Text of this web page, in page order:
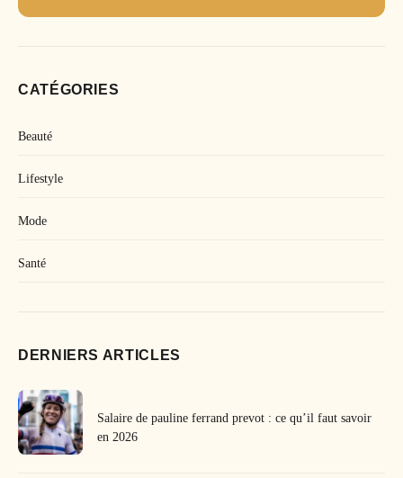
CATÉGORIES
Beauté
Lifestyle
Mode
Santé
DERNIERS ARTICLES
Salaire de pauline ferrand prevot : ce qu’il faut savoir
en 2026